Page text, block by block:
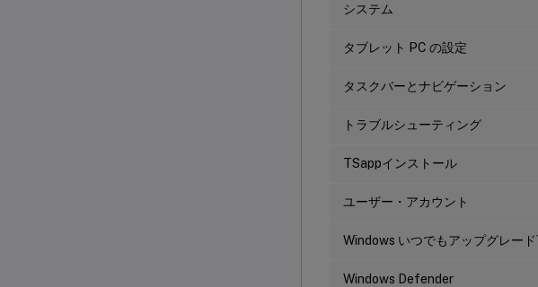
システム
タブレット PC の設定
タスクバーとナビゲーション
トラブルシューティング
TSappインストール
ユーザー・アカウント
Windows いつでもアップグレー
Windows Defender